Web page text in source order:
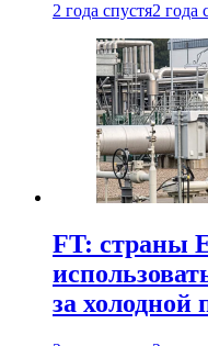
2 года спустя2 года
FT: страны
за холодной